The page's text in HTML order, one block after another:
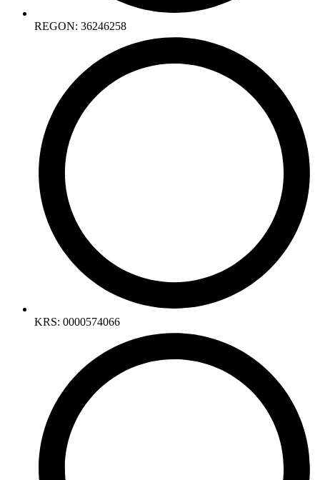
REGON: 36246258
KRS: 0000574066